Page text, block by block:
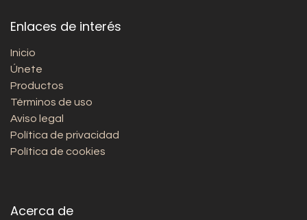
Enlaces de interés
Inicio
Únete
Productos
Términos de uso
Aviso legal
Política de privacidad
Política de cookies
Acerca de